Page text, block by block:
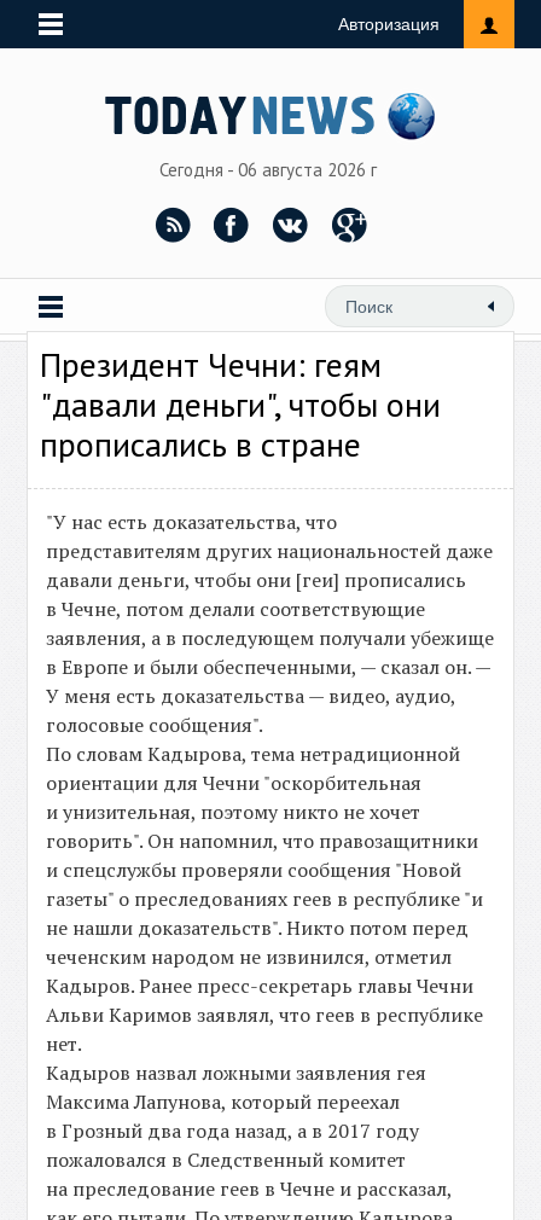
Авторизация
Сегодня - 06 августа 2026 г
Президент Чечни: геям
"давали деньги", чтобы они
прописались в стране
"У нас есть доказательства, что
представителям других национальностей даже
давали деньги, чтобы они [геи] прописались
в Чечне, потом делали соответствующие
заявления, а в последующем получали убежище
в Европе и были обеспеченными, — сказал он. —
У меня есть доказательства — видео, аудио,
голосовые сообщения".
По словам Кадырова, тема нетрадиционной
ориентации для Чечни "оскорбительная
и унизительная, поэтому никто не хочет
говорить". Он напомнил, что правозащитники
и спецслужбы проверяли сообщения "Новой
газеты" о преследованиях геев в республике "и
не нашли доказательств". Никто потом перед
чеченским народом не извинился, отметил
Кадыров. Ранее пресс-секретарь главы Чечни
Альви Каримов заявлял, что геев в республике
нет.
Кадыров назвал ложными заявления гея
Максима Лапунова, который переехал
в Грозный два года назад, а в 2017 году
пожаловался в Следственный комитет
на преследование геев в Чечне и рассказал,